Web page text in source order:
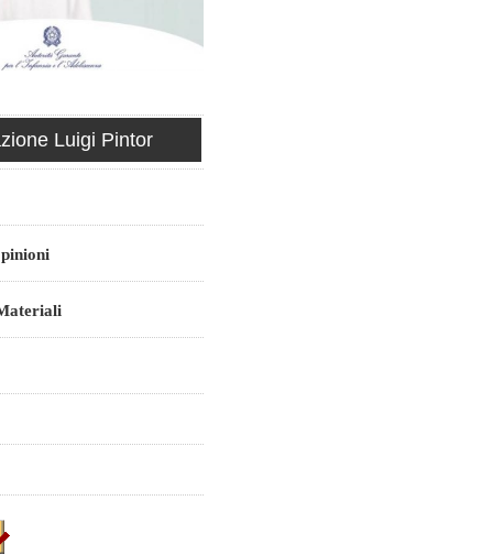
Luigi Pintor